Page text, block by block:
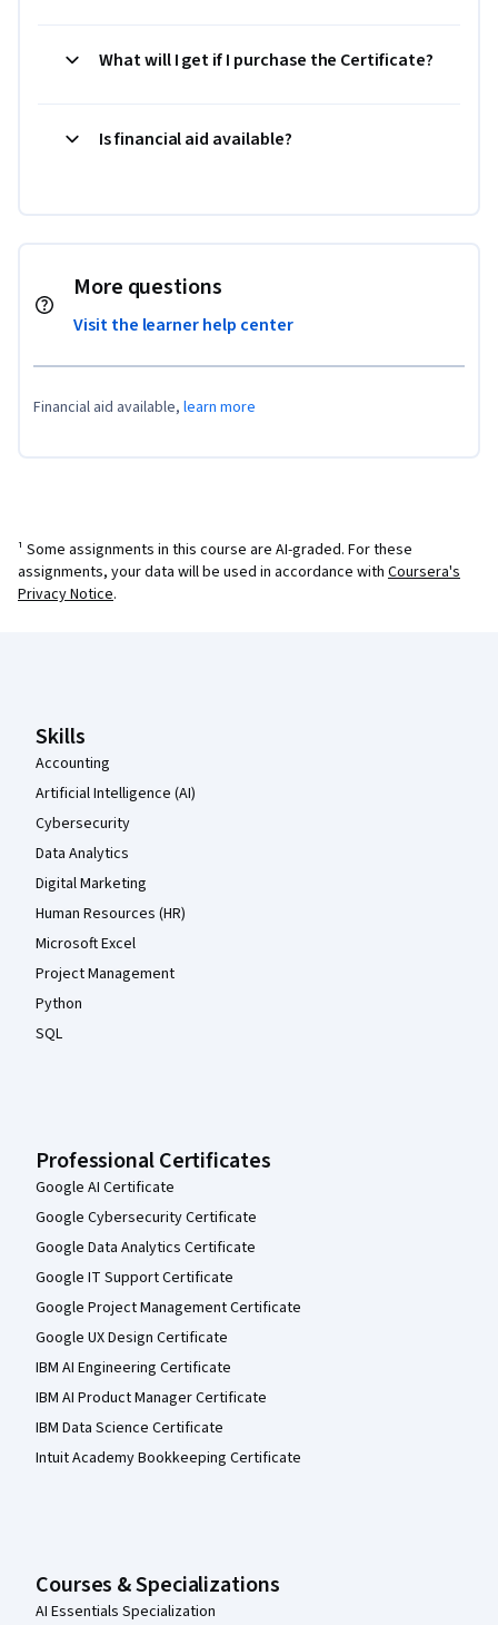
What will I get if I purchase the Certificate?
Is financial aid available?
More questions
Visit the learner help center
Financial aid available, learn more
¹ Some assignments in this course are AI-graded. For these
assignments, your data will be used in accordance with Coursera's
Privacy Notice.
Skills
Accounting
Artificial Intelligence (AI)
Cybersecurity
Data Analytics
Digital Marketing
Human Resources (HR)
Microsoft Excel
Project Management
Python
SQL
Professional Certificates
Google AI Certificate
Google Cybersecurity Certificate
Google Data Analytics Certificate
Google IT Support Certificate
Google Project Management Certificate
Google UX Design Certificate
IBM AI Engineering Certificate
IBM AI Product Manager Certificate
IBM Data Science Certificate
Intuit Academy Bookkeeping Certificate
Courses & Specializations
AI Essentials Specialization